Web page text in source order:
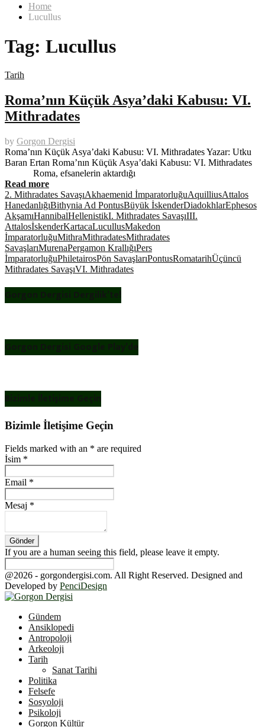
Home
Lucullus
Tag: Lucullus
Tarih
Roma’nın Küçük Asya’daki Kabusu: VI.
Mithradates
by Gorgon Dergisi
Roma’nın Küçük Asya’daki Kabusu: VI. Mithradates Yazar: Utku
Baran Ertan Roma’nın Küçük Asya’daki Kabusu: VI. Mithradates
Roma, efsanelerin aktardığı
Read more
2. Mithradates SavaşıAkhaemenid İmparatorluğuAquilliusAttalos
HanedanlığıBithynia Ad PontusBüyük İskenderDiadokhlarEphesos
AkşamıHannibalHellenistikI. Mithradates SavaşıIII.
AttalosİskenderKartacaLucullusMakedon
İmparatorluğuMithraMithradatesMithradates
SavaşlarıMurenaPergamon KrallığıPers
İmparatorluğuPhiletairosPön SavaşlarıPontusRomatarihÜçüncü
Mithradates SavaşıVI. Mithradates
Gorgon Dergisi Dergilik’te!
Gorgon Dergisi Google Play’de
Bizimle İletişime Geçin
Bizimle İletişime Geçin
Fields marked with an * are required
İsim *
Email *
Mesaj *
If you are a human seeing this field, please leave it empty.
@2026 - gorgondergisi.com. All Right Reserved. Designed and
Developed by PenciDesign
Gündem
Ansiklopedi
Antropoloji
Arkeoloji
Tarih
Sanat Tarihi
Politika
Felsefe
Sosyoloji
Psikoloji
Gorgon Kültür